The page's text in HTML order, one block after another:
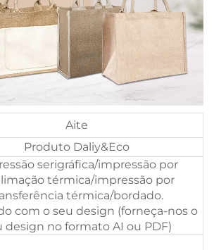
Aite
Produto Daliy&Eco
serigráfica/impressão por
térmica/impressão por
térmica/bordado.
com o seu design (forneça-nos o
design no formato AI ou PDF)